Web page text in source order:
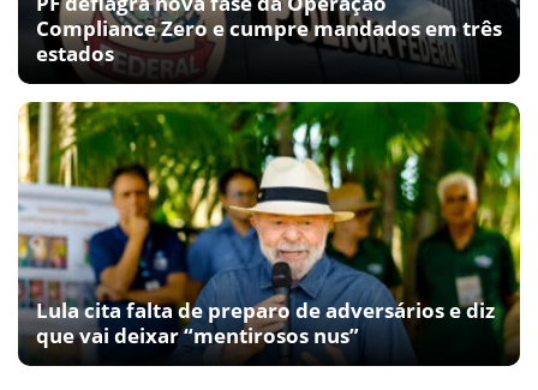
Compliance Zero e cumpre mandados em três
estados
Lula cita falta de preparo de adversários e diz
que vai deixar “mentirosos nus”